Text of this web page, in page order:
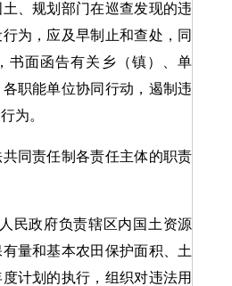
、规划部门在巡查发现的违
为，应及早制止和查处，同
书面函告有关乡（镇）、单
职能单位协同行动，遏制违
为。
责任制各责任主体的职责
政府负责辖区内国土资源
量和基本农田保护面积、土
计划的执行，组织对违法用